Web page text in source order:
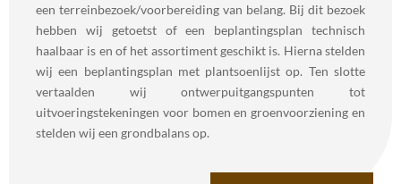
een terreinbezoek/voorbereiding van belang. Bij dit bezoek
hebben wij getoetst of een beplantingsplan technisch
haalbaar is en of het assortiment geschikt is. Hierna stelden
wij een beplantingsplan met plantsoenlijst op. Ten slotte
vertaalden wij ontwerpuitgangspunten tot
uitvoeringstekeningen voor bomen en groenvoorziening en
stelden wij een grondbalans op.